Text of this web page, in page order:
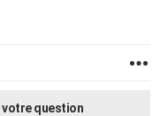
votre question